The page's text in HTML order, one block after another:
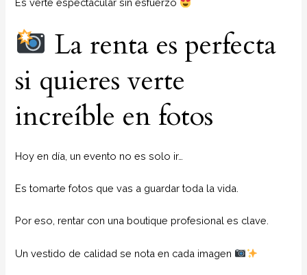
Es verte espectacular sin esfuerzo
La renta es perfecta
si quieres verte
increíble en fotos
Hoy en día, un evento no es solo ir…
Es tomarte fotos que vas a guardar toda la vida.
Por eso, rentar con una boutique profesional es clave.
Un vestido de calidad se nota en cada imagen